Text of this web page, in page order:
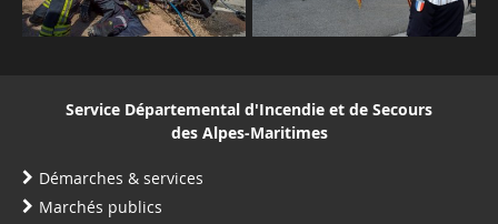
Service Départemental d'Incendie et de Secours
des Alpes-Maritimes
Démarches & services
Marchés publics